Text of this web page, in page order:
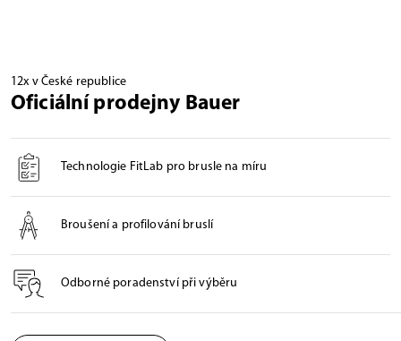
12x v České republice
Oficiální prodejny Bauer
Technologie FitLab pro brusle na míru
Broušení a profilování bruslí
Odborné poradenství při výběru